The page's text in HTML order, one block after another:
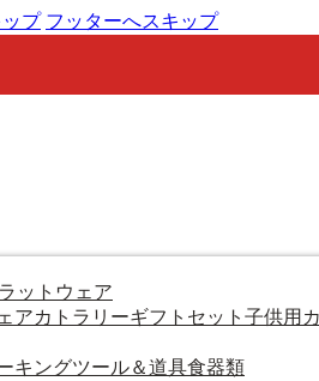
プ フッターへスキップ
ットウェア
アカトラリーギフトセット 子供用
キングツール＆道具食器類